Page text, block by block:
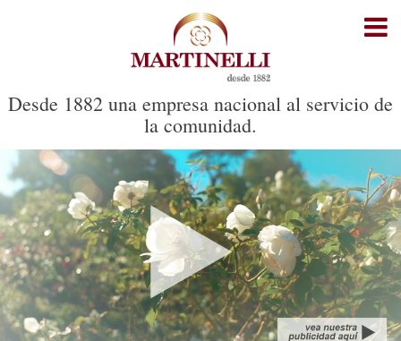
Inicio
Cartelera Servicios Fúnebres
Cartelera Cementerio Parque
Recorrido del cortejo
Noticias
Oficinas
Contacto
Desde 1882 una empresa nacional al servicio de
la comunidad.